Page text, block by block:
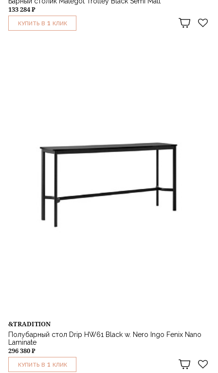
133 284 ₽
КУПИТЬ В 1 КЛИК
&TRADITION
Полубарный стол Drip HW61 Black w. Nero Ingo Fenix Nano
Laminate
296 380 ₽
КУПИТЬ В 1 КЛИК